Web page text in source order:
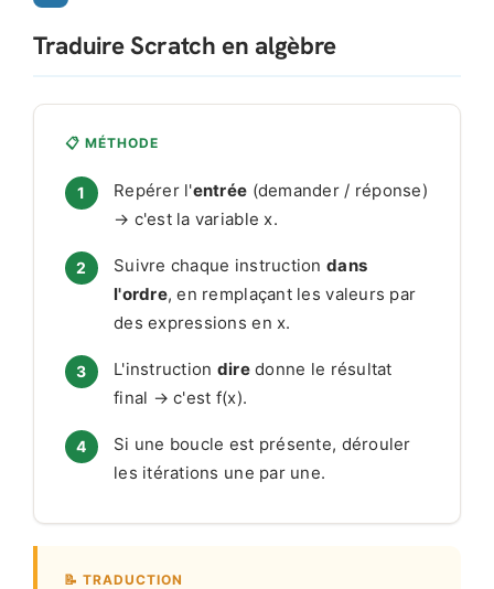
Traduire Scratch en algèbre
📋 MÉTHODE
Repérer l'entrée (demander / réponse)
→ c'est la variable x.
Suivre chaque instructiondans
l'ordre, en remplaçant les valeurs par
des expressions en x.
L'instruction diredonne le résultat
final → c'est f(x).
Si une boucle est présente, dérouler
les itérations une par une.
📝 TRADUCTION